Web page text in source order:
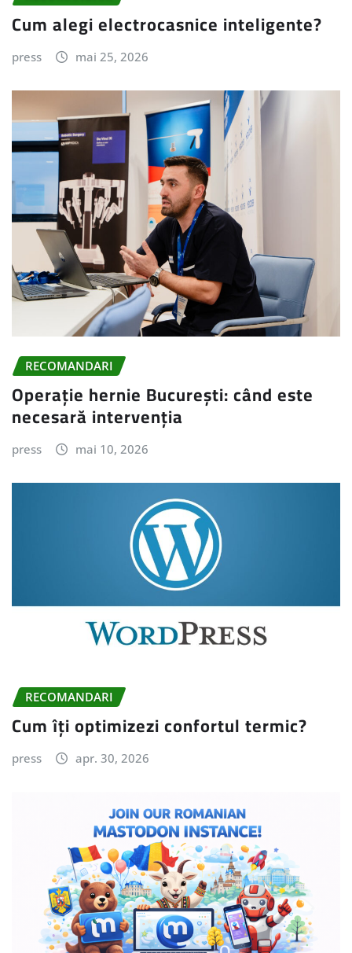
Cum alegi electrocasnice inteligente?
press mai 25, 2026
RECOMANDARI
Operație hernie București: când este
necesară intervenția
press mai 10, 2026
RECOMANDARI
Cum îți optimizezi confortul termic?
press apr. 30, 2026